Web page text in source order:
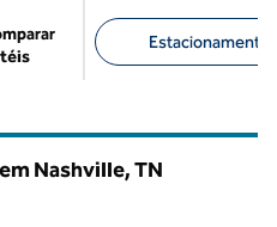
Estacionamento
Nashville,TN